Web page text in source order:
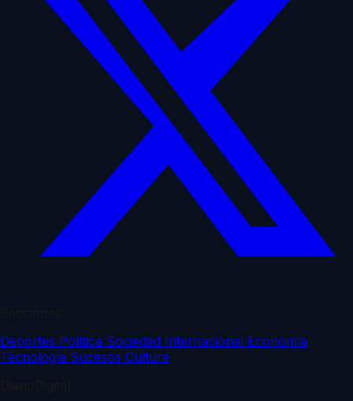
Deportes Política Sociedad Internacional Economía
Tecnología Sucesos Cultura